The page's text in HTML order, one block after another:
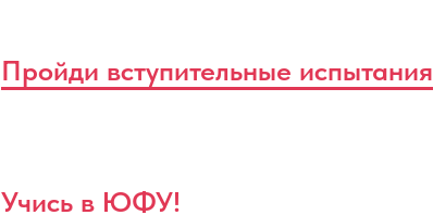
Пройди вступительные испытания
Учись в ЮФУ!